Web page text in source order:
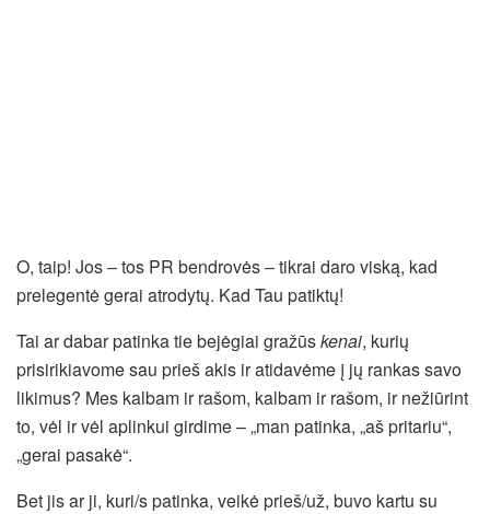
O, taip! Jos – tos PR bendrovės – tikrai daro viską, kad
prelegentė gerai atrodytų. Kad Tau patiktų!
Tai ar dabar patinka tie bejėgiai gražūskenai, kurių
prisirikiavome sau prieš akis ir atidavėme į jų rankas savo
likimus? Mes kalbam ir rašom, kalbam ir rašom, ir nežiūrint
to, vėl ir vėl aplinkui girdime – „man patinka, „aš pritariu“,
„gerai pasakė“.
Bet jis ar ji, kuri/s patinka, veikė prieš/už, buvo kartu su